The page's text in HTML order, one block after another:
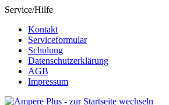
Service/Hilfe
Kontakt
Serviceformular
Schulung
Datenschutzerklärung
AGB
Impressum